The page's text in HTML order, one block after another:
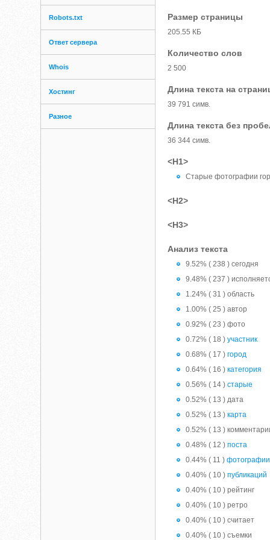
Robots.txt
Ответ сервера
Whois
Хостинг
Разное
Размер страницы
205.55 КБ
Количество слов
2 500
Длина текста на
39 791 симв.
Длина текста без
36 344 симв.
<H1>
Старые фотографии
<H2>
<H3>
Анализ текста
9.52% ( 238 ) сегодня
9.48% ( 237 )
1.24% ( 31 ) область
1.00% ( 25 ) автор
0.92% ( 23 ) фото
0.72% ( 18 )участник
0.68% ( 17 )город
0.64% ( 16 )категория
0.56% ( 14 )старые
0.52% ( 13 ) дата
0.52% ( 13 )карта
0.52% ( 13 )
0.48% ( 12 )поста
0.44% ( 11 )фотографии
0.40% ( 10 )публикаций
0.40% ( 10 ) рейтинг
0.40% ( 10 ) ретро
0.40% ( 10 ) считает
0.40% ( 10 ) съемки